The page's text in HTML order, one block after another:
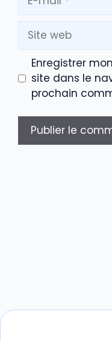
mail
Site
web
Enregistrer
site dans le
prochain